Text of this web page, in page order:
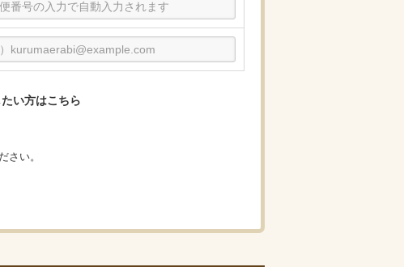
い方はこちら
い。